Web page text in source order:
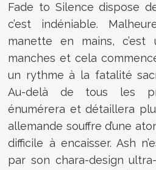
Fade to Silence dispose
c’est indéniable.
manette en mains,
manches et cela
un rythme à la fatalité
Au-delà de tous les
énumérera et détaillera
allemande souffre d’une
difficile à encaisser. Ash
par son chara-design